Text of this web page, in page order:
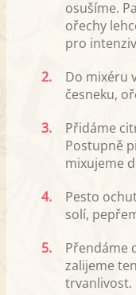
osušíme.
ořechy
pro
2.
Do mixéru
česneku,
3.
Přidáme
Postupně
mixujeme
4.
Pesto
solí,
5.
Přendáme
zalijeme
trvanlivost.